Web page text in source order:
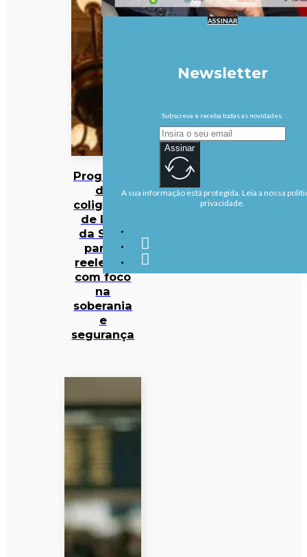
Programa
da
coligação
de Lula
da Silva
para a
reeleição
com foco
na
soberania
e
segurança
ASSINAR
Newsletter
Subscreva e receba todas as novidades.
Assinar
A sua informação está protegida. Leia a nossa
privacidade.